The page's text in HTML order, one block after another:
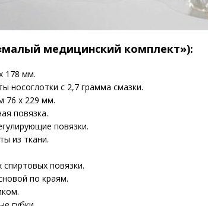
медицинский комплект»):
178 мм.
носоглотки с 2,7 грамма смазки.
76 х 229 мм.
повязка.
повязки.
из ткани.
спиртовых повязки.
по краям.